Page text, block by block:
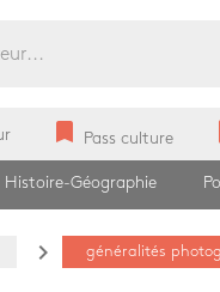
bookmark Pass culture
Histoire-Géographie
navigate_next généralités